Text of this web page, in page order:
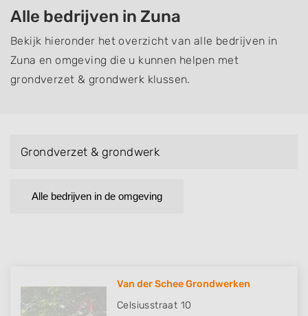
Alle bedrijven in Zuna
Bekijk hieronder het overzicht van alle bedrijven in
Zuna en omgeving die u kunnen helpen met
grondverzet & grondwerk klussen.
Grondverzet & grondwerk
Alle bedrijven in de omgeving
Van der Schee Grondwerken
Celsiusstraat 10